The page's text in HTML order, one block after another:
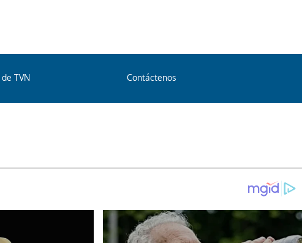
TVN Contáctenos